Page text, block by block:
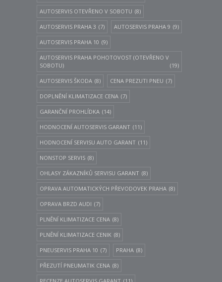
AUTOSERVIS OTEVŘENO V SOBOTU (8)
AUTOSERVIS PRAHA 3 (7) AUTOSERVIS PRAHA 9 (9)
AUTOSERVIS PRAHA 10 (9)
AUTOSERVIS PRAHA POHOTOVOST (OTEVŘENO V
SOBOTU)
(19)
AUTOSERVIS ŠKODA (8) CENA PREZUTI PNEU (7)
DOPLNĚNÍ KLIMATIZACE CENA (7)
GARANČNÍ PROHLÍDKA (14)
HODNOCENÍ AUTOSERVIS GARANT (11)
HODNOCENÍ SERVISU AUTO GARANT (11)
NONSTOP SERVIS (8)
OHLASY ZÁKAZNÍKŮ SERVISU GARANT (8)
OPRAVA AUTOMATICKÝCH PŘEVODOVEK PRAHA (8)
OPRAVA BRZD AUDI (7)
PLNĚNÍ KLIMATIZACE CENA (8)
PLNĚNÍ KLIMATIZACE CENIK (8)
PNEUSERVIS PRAHA 10 (7) PRAHA (8)
PŘEZUTÍ PNEUMATIK CENA (8)